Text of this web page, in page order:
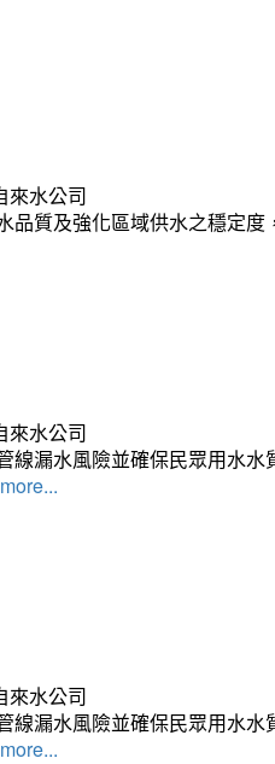
來水公司
品質及強化區域供水之穩定
來水公司
線漏水風險並確保民眾用水
more...
來水公司
線漏水風險並確保民眾用水
more...